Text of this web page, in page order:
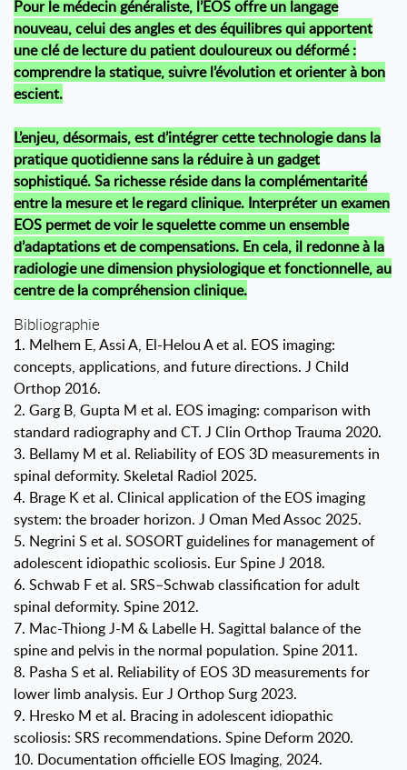
Pour le médecin généraliste, l’EOS offre un langage
nouveau, celui des angles et des équilibres qui apportent
une clé de lecture du patient douloureux ou déformé :
comprendre la statique, suivre l’évolution et orienter à bon
escient.
L’enjeu, désormais, est d’intégrer cette technologie dans la
pratique quotidienne sans la réduire à un gadget
sophistiqué. Sa richesse réside dans la complémentarité
entre la mesure et le regard clinique. Interpréter un examen
EOS permet de voir le squelette comme un ensemble
d’adaptations et de compensations. En cela, il redonne à la
radiologie une dimension physiologique et fonctionnelle, au
centre de la compréhension clinique.
Bibliographie
1. Melhem E, Assi A, El-Helou A et al. EOS imaging:
concepts, applications, and future directions. J Child
Orthop 2016.
2. Garg B, Gupta M et al. EOS imaging: comparison with
standard radiography and CT. J Clin Orthop Trauma 2020.
3. Bellamy M et al. Reliability of EOS 3D measurements in
spinal deformity. Skeletal Radiol 2025.
4. Brage K et al. Clinical application of the EOS imaging
system: the broader horizon. J Oman Med Assoc 2025.
5. Negrini S et al. SOSORT guidelines for management of
adolescent idiopathic scoliosis. Eur Spine J 2018.
6. Schwab F et al. SRS–Schwab classification for adult
spinal deformity. Spine 2012.
7. Mac-Thiong J-M & Labelle H. Sagittal balance of the
spine and pelvis in the normal population. Spine 2011.
8. Pasha S et al. Reliability of EOS 3D measurements for
lower limb analysis. Eur J Orthop Surg 2023.
9. Hresko M et al. Bracing in adolescent idiopathic
scoliosis: SRS recommendations. Spine Deform 2020.
10. Documentation officielle EOS Imaging, 2024.